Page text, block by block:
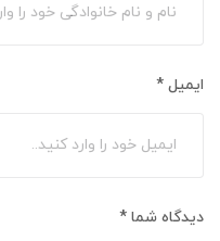
ایمیل *
دیدگاه شما *